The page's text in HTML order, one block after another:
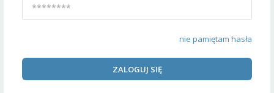
nie pamiętam hasła
ZALOGUJ SIĘ